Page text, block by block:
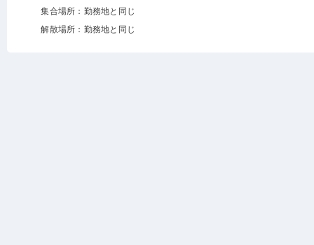
集合場所：勤務地と同じ
解散場所：勤務地と同じ